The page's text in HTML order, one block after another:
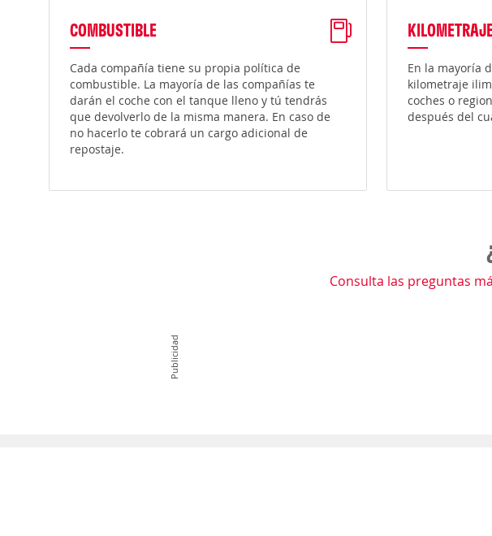
COMBUSTIBLE
Cada compañía tiene su propia política de
combustible. La mayoría de las compañías te
darán el coche con el tanque lleno y tú tendrás
que devolverlo de la misma manera. En caso de
no hacerlo te cobrará un cargo adicional de
repostaje.
En la mayoría
kilometraje
coches o
después del
Consulta las preguntas
Publicidad